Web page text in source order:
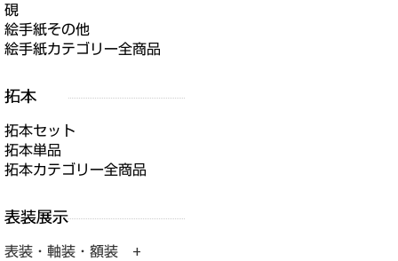
硯
絵手紙その他
絵手紙カテゴリー全商品
拓本セット
拓本単品
拓本カテゴリー全商品
表装・軸装・額装 +